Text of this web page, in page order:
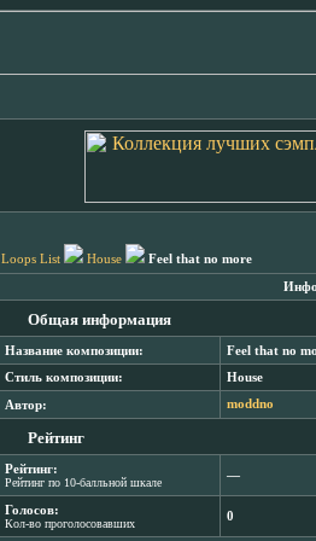
Loops List House Feel that no more
Общая информация
Название композиции: Feel that no
Стиль композиции: House
Автор: moddno
Рейтинг
Рейтинг:
Рейтинг по 10-балльной шкале
―
Голосов:
Кол-во проголосовавших
0